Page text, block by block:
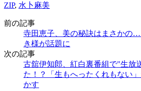
ZIP, 水卜麻美
前の記事
寺田恵子、美の秘訣はまさかの
き様が話題に
次の記事
古舘伊知郎、紅白裏番組で"生放
た！？「生もへったくれもない
かす